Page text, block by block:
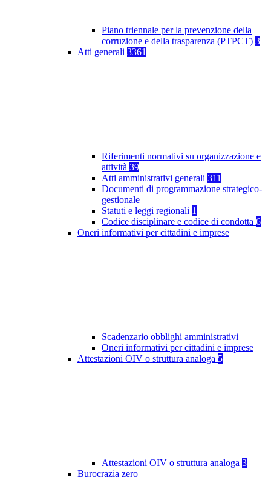
Piano triennale per la prevenzione della
corruzione e della trasparenza (PTPCT) 3
Atti generali 3361
Riferimenti normativi su organizzazione e
attività 39
Atti amministrativi generali 311
Documenti di programmazione strategico-
gestionale
Statuti e leggi regionali 1
Codice disciplinare e codice di condotta 6
Oneri informativi per cittadini e imprese
Scadenzario obblighi amministrativi
Oneri informativi per cittadini e imprese
Attestazioni OIV o struttura analoga 5
Attestazioni OIV o struttura analoga 3
Burocrazia zero